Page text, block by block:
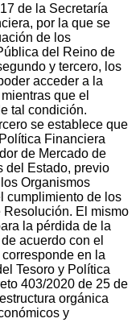
de la Secretaría
por la que se
de los
del Reino de
y tercero, los
acceder a la
que el
tal condición.
se establece que
Financiera
de Mercado de
del Estado, previo
Organismos
cumplimiento de los
Resolución. El mismo
la pérdida de la
acuerdo con el
en la
Tesoro y Política
403/2020 de 25 de
orgánica
y